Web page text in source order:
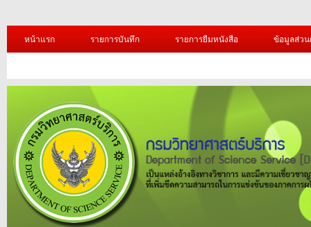
หน้าแรก รายการบันทึก รายการยืมหนังสือ ข้อมูลส่ว